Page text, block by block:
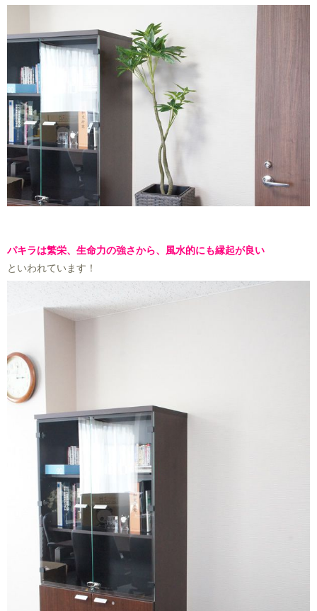
パキラは繁栄、生命力の強さから、風水的にも縁起が良い
といわれています！